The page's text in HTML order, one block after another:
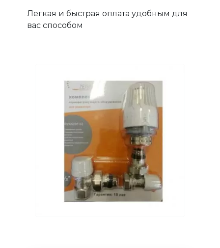
Легкая и быстрая оплата удобным для
вас способом